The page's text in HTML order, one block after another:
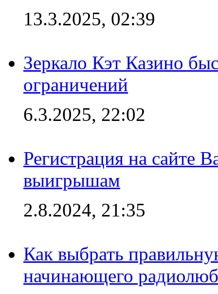
13.3.2025, 02:39
Зеркало Кэт Казино
ограничений
6.3.2025, 22:02
Регистрация на сайте
выигрышам
2.8.2024, 21:35
Как выбрать
начинающего